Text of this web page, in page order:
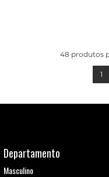
48 produtos
1
Departamento
Masculino